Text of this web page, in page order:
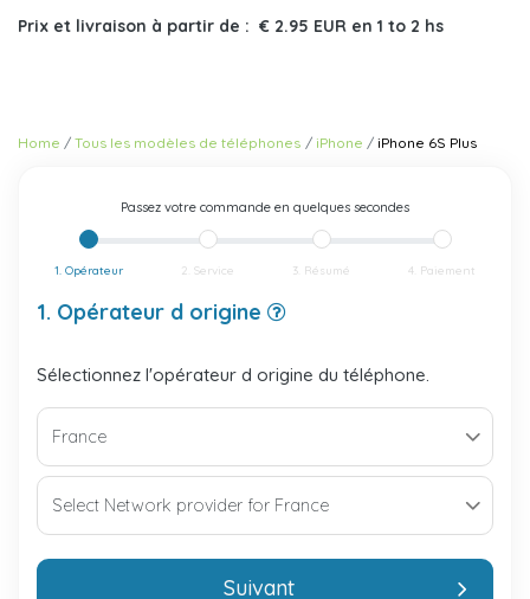
Prix et livraison à partir de : € 2.95 EUR en 1 to 2 hs
Home Tous les modèles de téléphones iPhone iPhone 6S Plus
Passez votre commande en quelques secondes
1. Opérateur 2. Service 3. Résumé 4. Paiement
1. Opérateur d origine
Sélectionnez l'opérateur d origine du téléphone.
Suivant